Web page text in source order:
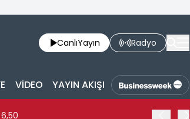
CanlıYayın Radyo
VİDEO YAYIN AKIŞI
6,50